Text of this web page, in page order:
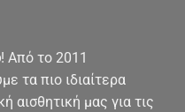
! Από το 2011
τα πιο ιδιαίτερα
αισθητική μας για τις